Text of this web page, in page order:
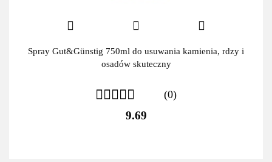
Spray Gut&Günstig 750ml do usuwania kamienia, rdzy i
osadów skuteczny
(0)
9.69